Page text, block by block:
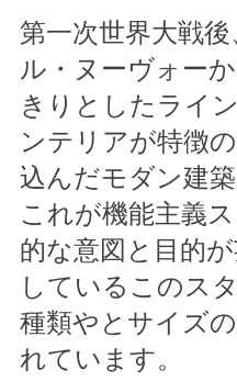
第一次世界大戦
ル・ヌーヴォー
きりとしたライ
ンテリアが特徴
込んだモダン建
これが機能主義
的な意図と目的
しているこのス
種類やとサイズ
れています。